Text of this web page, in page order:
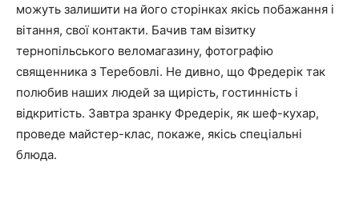
можуть залишити на його сторінках якісь побажання і
вітання, свої контакти. Бачив там візитку
тернопільського веломагазину, фотографію
священника з Теребовлі. Не дивно, що Фредерік так
полюбив наших людей за щирість, гостинність і
відкритість. Завтра зранку Фредерік, як шеф-кухар,
проведе майстер-клас, покаже, якісь спеціальні
блюда.